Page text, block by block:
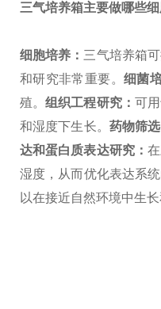
三气培养箱主要做哪些
细胞培养： 三气培养箱
和研究非常重要。 细菌
殖。组织工程研究： 可
和湿度下生长。 药物筛
达和蛋白质表达研究：
湿度，从而优化表达系统
以在接近自然环境中生